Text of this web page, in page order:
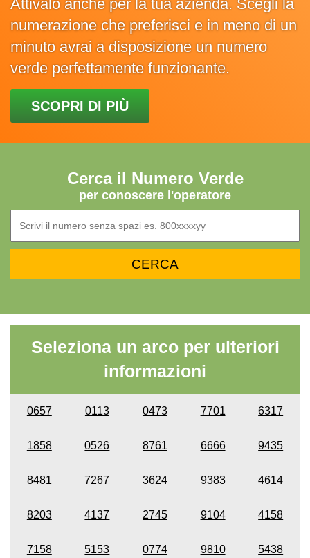
Attivalo anche per la tua azienda. Scegli la
numerazione che preferisci e in meno di un
minuto avrai a disposizione un numero
verde perfettamente funzionante.
SCOPRI DI PIÙ
Cerca il Numero Verde
per conoscere l'operatore
Seleziona un arco per ulteriori
informazioni
0657 0113 0473 7701 6317
1858 0526 8761 6666 9435
8481 7267 3624 9383 4614
8203 4137 2745 9104 4158
7158 5153 0774 9810 5438